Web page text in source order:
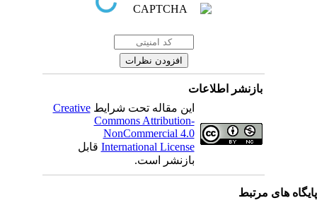
بازنشر اطلاعات
این مقاله تحت شرایطCreative
Commons Attribution-
NonCommercial 4.0
International Licenseقابل
بازنشر است.
های مرتبط